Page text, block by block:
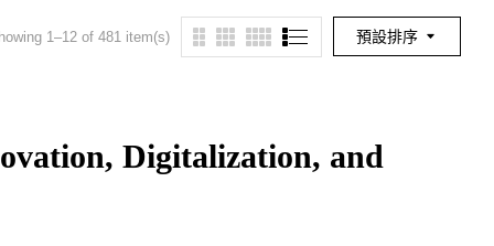
預設排序
1–12 of 481 item(s)
Digitalization, and